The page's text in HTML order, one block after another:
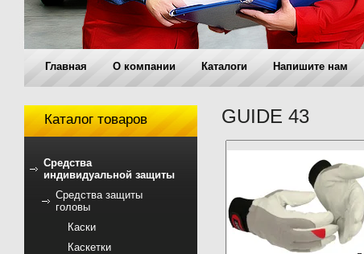
Главная O компании Каталоги Напишите нам
Каталог товаров
Средства
индивидуальной защиты
Средства защиты
головы
Каски
Каскетки
GUIDE 43